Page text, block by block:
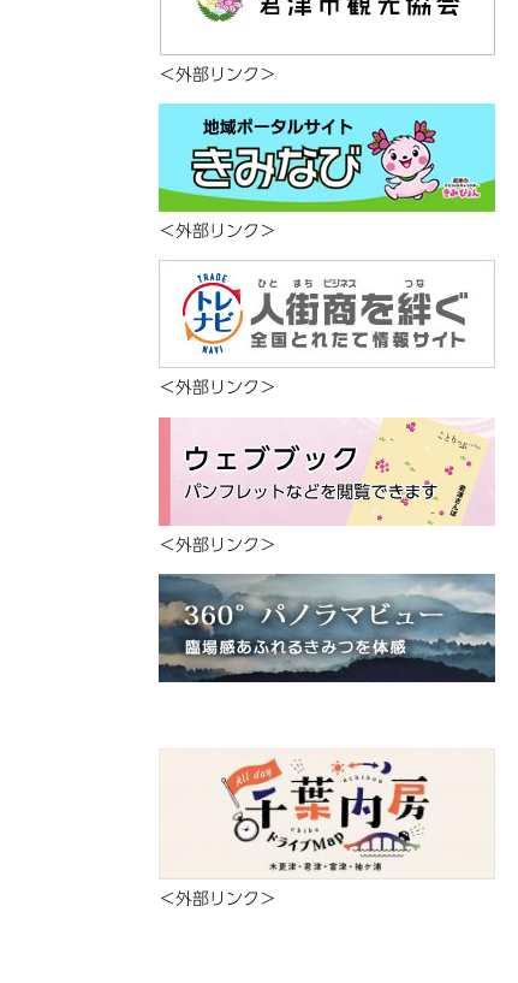
＜外部リンク＞
＜外部リンク＞
＜外部リンク＞
＜外部リンク＞
＜外部リンク＞